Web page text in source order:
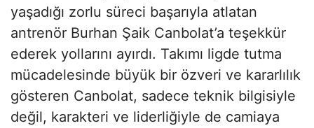
yaşadığı zorlu süreci başarıyla atlatan
antrenör Burhan Şaik Canbolat’a teşekkür
ederek yollarını ayırdı. Takımı ligde tutma
mücadelesinde büyük bir özveri ve kararlılık
gösteren Canbolat, sadece teknik bilgisiyle
değil, karakteri ve liderliğiyle de camiaya